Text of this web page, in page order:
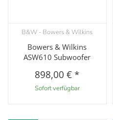
B&W - Bowers & Wilkins
Bowers & Wilkins
ASW610 Subwoofer
898,00 € *
Sofort verfügbar